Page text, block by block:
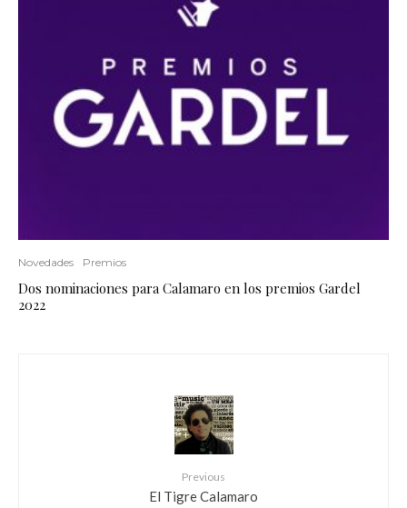
Novedades Premios
Dos nominaciones para Calamaro en los premios Gardel
2022
Previous
El Tigre Calamaro